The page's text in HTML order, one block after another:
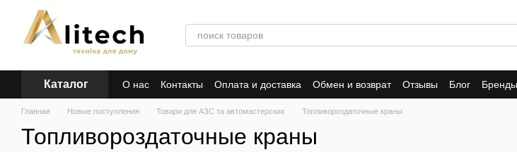
Перейти к основному контенту
Каталог О нас Контакты Оплата и доставка Обмен и возврат Отзывы Блог Бренды
Главная Новые поступления Товари для АЗС та автомастерских Топливороздаточные краны
Топливороздаточные краны